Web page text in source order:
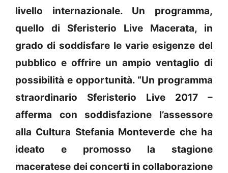
livello internazionale. Un programma,
quello di Sferisterio Live Macerata, in
grado di soddisfare le varie esigenze del
pubblico e offrire un ampio ventaglio di
possibilità e opportunità. “Un programma
straordinario Sferisterio Live 2017 –
afferma con soddisfazione l’assessore
alla Cultura Stefania Monteverde che ha
ideato e promosso la stagione
maceratese dei concerti in collaborazione